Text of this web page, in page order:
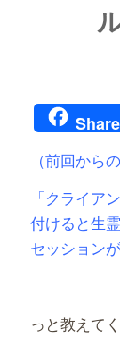
Share
（前回から
「クライア
付けると生
セッション
っと教えて